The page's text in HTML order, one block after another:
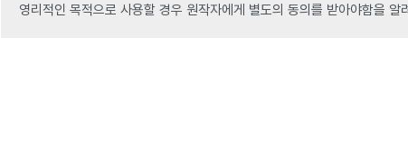
영리적인 목적으로 사용할 경우 원작자에게 별도의 동의를 받아야함을 알